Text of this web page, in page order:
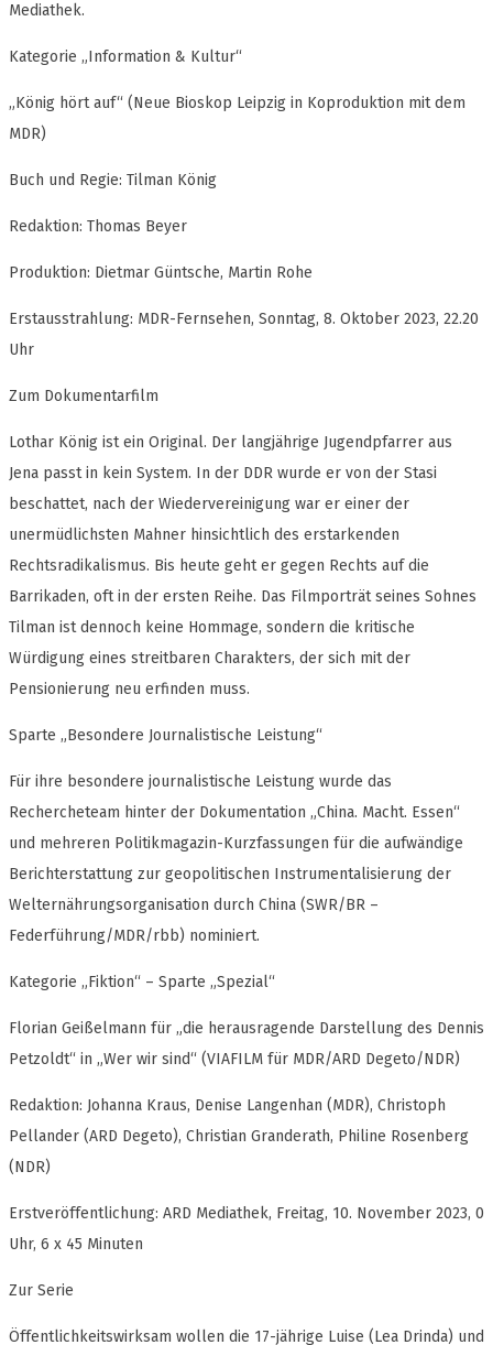
Mediathek.
Kategorie „Information & Kultur“
„König hört auf“ (Neue Bioskop Leipzig in Koproduktion mit dem
MDR)
Buch und Regie: Tilman König
Redaktion: Thomas Beyer
Produktion: Dietmar Güntsche, Martin Rohe
Erstausstrahlung: MDR-Fernsehen, Sonntag, 8. Oktober 2023, 22.20
Uhr
Zum Dokumentarfilm
Lothar König ist ein Original. Der langjährige Jugendpfarrer aus
Jena passt in kein System. In der DDR wurde er von der Stasi
beschattet, nach der Wiedervereinigung war er einer der
unermüdlichsten Mahner hinsichtlich des erstarkenden
Rechtsradikalismus. Bis heute geht er gegen Rechts auf die
Barrikaden, oft in der ersten Reihe. Das Filmporträt seines Sohnes
Tilman ist dennoch keine Hommage, sondern die kritische
Würdigung eines streitbaren Charakters, der sich mit der
Pensionierung neu erfinden muss.
Sparte „Besondere Journalistische Leistung“
Für ihre besondere journalistische Leistung wurde das
Rechercheteam hinter der Dokumentation „China. Macht. Essen“
und mehreren Politikmagazin-Kurzfassungen für die aufwändige
Berichterstattung zur geopolitischen Instrumentalisierung der
Welternährungsorganisation durch China (SWR/BR –
Federführung/MDR/rbb) nominiert.
Kategorie „Fiktion“ – Sparte „Spezial“
Florian Geißelmann für „die herausragende Darstellung des Dennis
Petzoldt“ in „Wer wir sind“ (VIAFILM für MDR/ARD Degeto/NDR)
Redaktion: Johanna Kraus, Denise Langenhan (MDR), Christoph
Pellander (ARD Degeto), Christian Granderath, Philine Rosenberg
(NDR)
Erstveröffentlichung: ARD Mediathek, Freitag, 10. November 2023, 0
Uhr, 6 x 45 Minuten
Zur Serie
Öffentlichkeitswirksam wollen die 17-jährige Luise (Lea Drinda) und